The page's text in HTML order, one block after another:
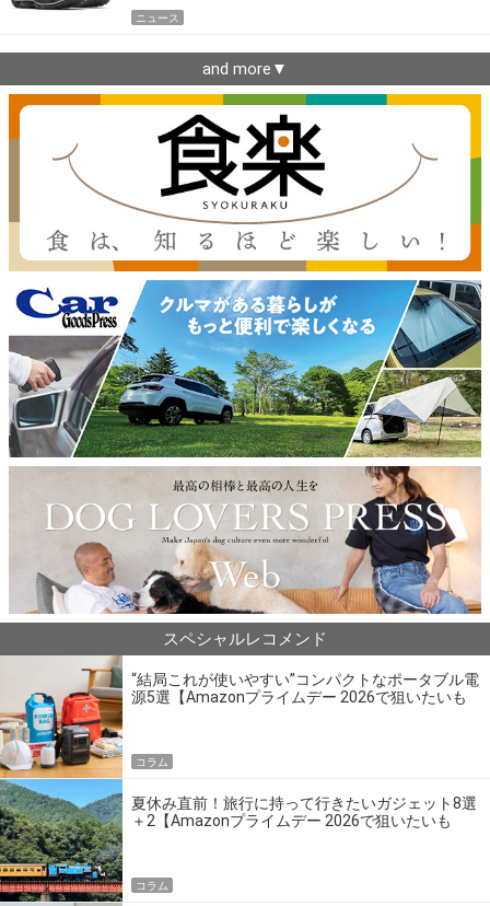
ニュース
and more▼
スペシャルレコメンド
“結局これが使いやすい”コンパクトなポータブル電
源5選【Amazonプライムデー 2026で狙いたいも
コラム
夏休み直前！旅行に持って行きたいガジェット8選
＋2【Amazonプライムデー 2026で狙いたいも
コラム